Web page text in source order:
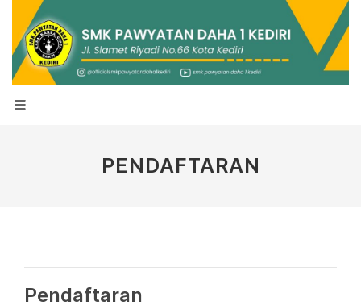
PENDAFTARAN
Pendaftaran